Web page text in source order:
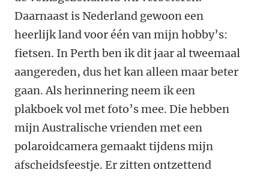
Daarnaast is Nederland gewoon een
heerlijk land voor één van mijn hobby’s:
fietsen. In Perth ben ik dit jaar al tweemaal
aangereden, dus het kan alleen maar beter
gaan. Als herinnering neem ik een
plakboek vol met foto’s mee. Die hebben
mijn Australische vrienden met een
polaroidcamera gemaakt tijdens mijn
afscheidsfeestje. Er zitten ontzettend